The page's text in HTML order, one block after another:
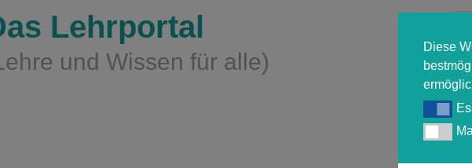
Diese
Lehrportal
und Wissen für alle)